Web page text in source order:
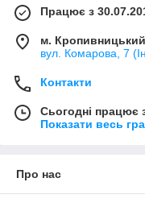
Працює з
м. Кропивницький
вул. Комарова, 7
Контакти
Сьогодні працює
Показати весь
Про нас